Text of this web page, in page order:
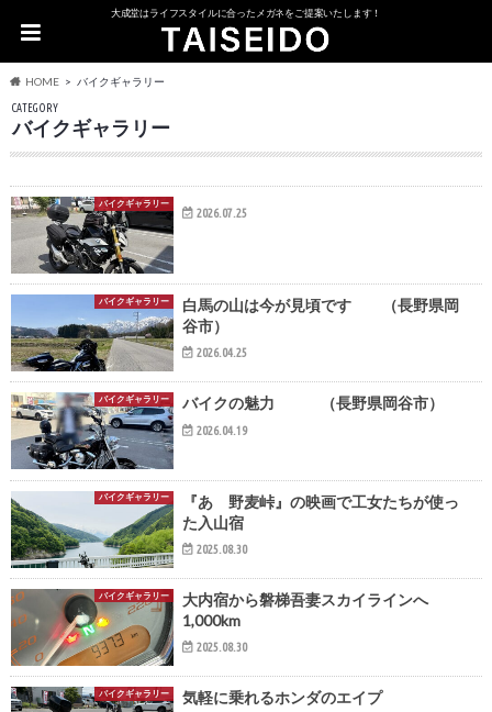
大成堂はライフスタイルに合ったメガネをご提案いたします！
HOME バイクギャラリー
CATEGORY
バイクギャラリー
バイクギャラリー
2026.07.25
バイクギャラリー
白馬の山は今が見頃です （長野県岡
谷市）
2026.04.25
バイクギャラリー バイクの魅力 （長野県岡谷市）
2026.04.19
バイクギャラリー
『あゝ野麦峠』の映画で工女たちが使っ
た入山宿
2025.08.30
バイクギャラリー
大内宿から磐梯吾妻スカイラインへ
1,000km
2025.08.30
バイクギャラリー 気軽に乗れるホンダのエイプ